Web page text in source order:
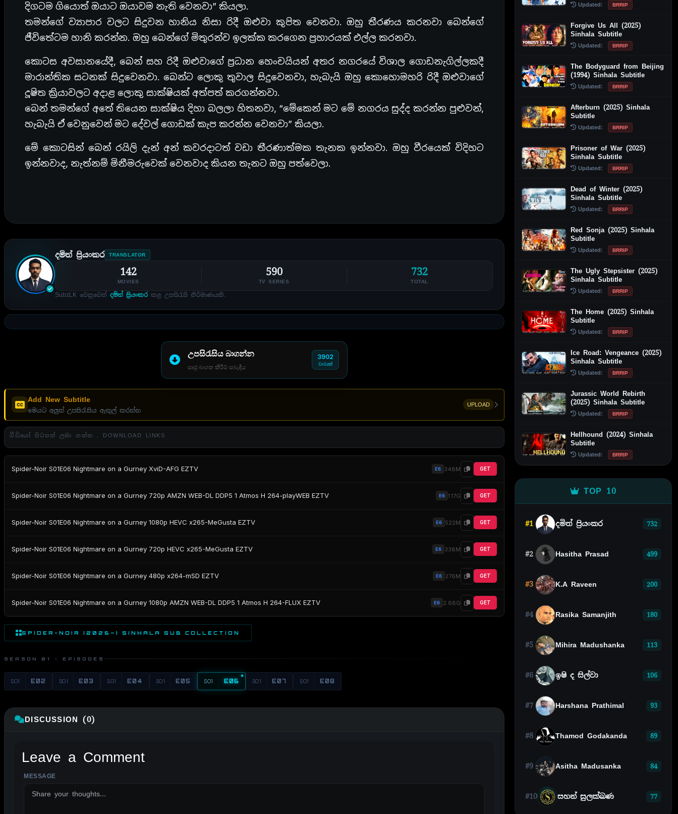
දිගටම ගියොත් ඔයාට ඔයාවම නැති වෙනවා” කියලා.
තමන්ගේ ව්‍යාපාර වලට සිදුවන හානිය නිසා රිදී ඔළුවා කුපිත වෙනවා. ඔහු තීරණය කරනවා බෙන්ගේ
ජීවිතේටම හානි කරන්න. ඔහු බෙන්ගේ මිතුරන්ව ඉලක්ක කරගෙන ප්‍රහාරයක් එල්ල කරනවා.
කොටස අවසානයේදී, බෙන් සහ රිදී ඔළුවාගේ ප්‍රධාන හෙංචයියන් අතර නගරයේ විශාල ගොඩනැගිල්ලකදී
මාරාන්තික සටනක් සිදුවෙනවා. බෙන්ට ලොකු තුවාල සිදුවෙනවා, හැබැයි ඔහු කොහොමහරි රිදී ඔළුවාගේ
දූෂිත ක්‍රියාවලට අදාළ ලොකු සාක්ෂියක් අත්පත් කරගන්නවා.
බෙන් තමන්ගේ අතේ තියෙන සාක්ෂිය දිහා බලලා හිතනවා, “මේකෙන් මට මේ නගරය සුද්ද කරන්න පුළුවන්,
හැබැයි ඒ වෙනුවෙන් මට දේවල් ගොඩක් කැප කරන්න වෙනවා” කියලා.
මේ කොටසින් බෙන් රයිලි දැන් අන් කවරදාටත් වඩා තීරණාත්මක තැනක ඉන්නවා. ඔහු වීරයෙක් විදිහට
ඉන්නවාද, නැත්නම් මිනීමරුවෙක් වෙනවාද කියන තැනට ඔහු පත්වෙලා.
දමිත් ප්‍රියංකර TRANSLATOR
142
MOVIES
590
TV SERIES
732
TOTAL
SubzLK වෙනුවෙන් දමිත් ප්‍රියංකර කළ උපසිරැසි නිර්මාණයකි.
උපසිරැසිය බාගන්න
සෘජු බාගත කිරීම් සබැඳිය
3902
වාරයක්
Add New Subtitle
මෙයට අලුත් උපසිරැසිය ඇතුල් කරන්න
UPLOAD
වීඩියෝ පිටපත් ලබා ගන්න . DOWNLOAD LINKS
Spider-Noir S01E06 Nightmare on a Gurney XviD-AFG EZTV E6 348M GET
Spider-Noir S01E06 Nightmare on a Gurney 720p AMZN WEB-DL DDP5 1 Atmos H 264-playWEB EZTV E6 1.17G GET
Spider-Noir S01E06 Nightmare on a Gurney 1080p HEVC x265-MeGusta EZTV E6 522M GET
Spider-Noir S01E06 Nightmare on a Gurney 720p HEVC x265-MeGusta EZTV E6 338M GET
Spider-Noir S01E06 Nightmare on a Gurney 480p x264-mSD EZTV E6 276M GET
Spider-Noir S01E06 Nightmare on a Gurney 1080p AMZN WEB-DL DDP5 1 Atmos H 264-FLUX EZTV E6 2.68G GET
SPIDER-NOIR (2026–) SINHALA SUB COLLECTION
SEASON 01 · EPISODES
S01 E02 S01 E03 S01 E04 S01 E05 S01 E06 S01 E07 S01 E08
DISCUSSION (0)
Leave a Comment
MESSAGE
ALTERNATIVE:
Updated: BRRIP
Forgive Us All (2025)
Sinhala Subtitle
Updated: BRRIP
The Bodyguard from Beijing
(1994) Sinhala Subtitle
Updated: BRRIP
Afterburn (2025) Sinhala
Subtitle
Updated: BRRIP
Prisoner of War (2025)
Sinhala Subtitle
Updated: BRRIP
Dead of Winter (2025)
Sinhala Subtitle
Updated: BRRIP
Red Sonja (2025) Sinhala
Subtitle
Updated: BRRIP
The Ugly Stepsister (2025)
Sinhala Subtitle
Updated: BRRIP
The Home (2025) Sinhala
Subtitle
Updated: BRRIP
Ice Road: Vengeance (2025)
Sinhala Subtitle
Updated: BRRIP
Jurassic World Rebirth
(2025) Sinhala Subtitle
Updated: BRRIP
Hellhound (2024) Sinhala
Subtitle
Updated: BRRIP
TOP 10
#1 දමිත් ප්‍රියංකර 732
#2 Hasitha Prasad 499
#3 K.A Raveen 200
#4 Rasika Samanjith 180
#5 Mihira Madushanka 113
#6 ඉෂි ද සිල්වා 106
#7 Harshana Prathimal 93
#8 Thamod Godakanda 89
#9 Asitha Madusanka 84
#10 සහන් සුලක්ඛණ 77